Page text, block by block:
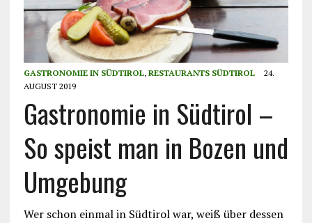
GASTRONOMIE IN SÜDTIROL, RESTAURANTS SÜDTIROL
24.
AUGUST 2019
Gastronomie in Südtirol –
So speist man in Bozen und
Umgebung
Wer schon einmal in Südtirol war, weiß über dessen